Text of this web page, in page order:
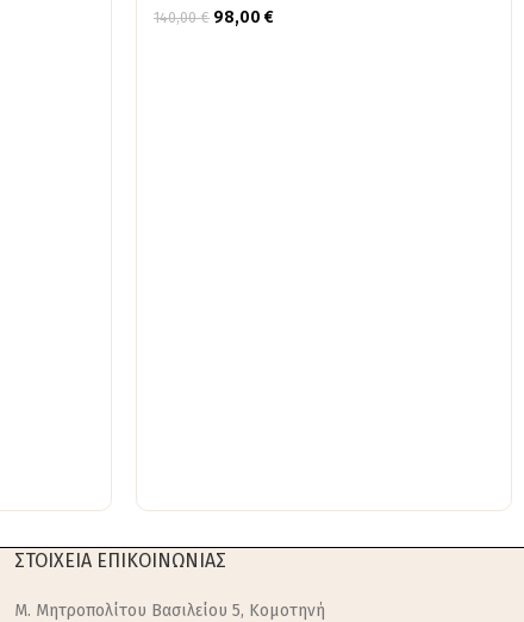
140,00€ 98,00 €
ΣΤΟΙΧΕΙΑ ΕΠΙΚΟΙΝΩΝΙΑΣ
M. Μητροπολίτου Βασιλείου 5, Κομοτηνή